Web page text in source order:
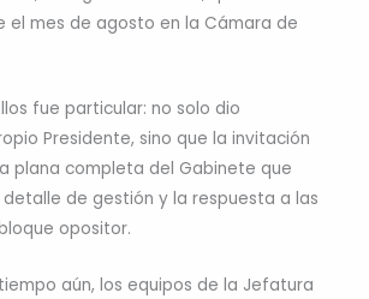
el mes de agosto en la Cámara de
fue particular: no solo dio
Presidente, sino que la invitación
plana completa del Gabinete que
de gestión y la respuesta a las
opositor.
aún, los equipos de la Jefatura